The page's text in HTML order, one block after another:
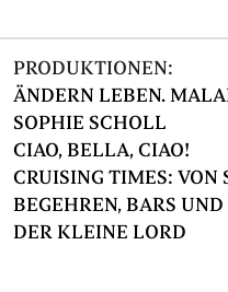
PRODUKTIONEN:
ÄNDERN LEBEN.
SOPHIE SCHOLL
CIAO, BELLA, CIAO!
CRUISING TIMES: VON
BEGEHREN, BARS
DER KLEINE LORD